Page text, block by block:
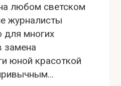
любом светском
журналисты
для многих
замена
юной красоткой